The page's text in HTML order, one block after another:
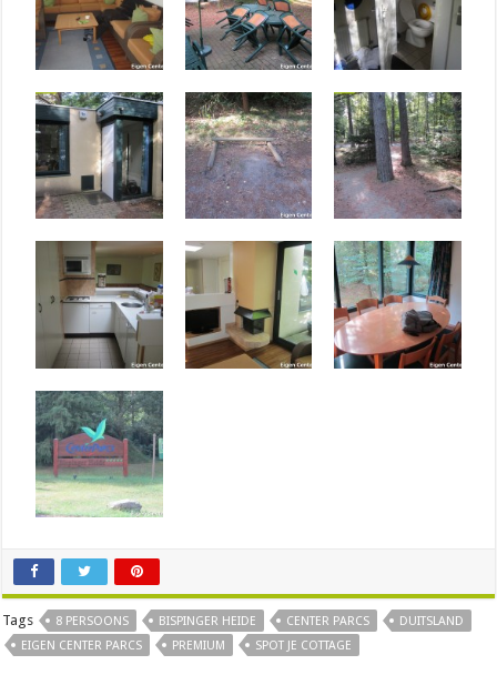
Tags 8 PERSOONS BISPINGER HEIDE CENTER PARCS
DUITSLAND
EIGEN CENTER PARCS
PREMIUM SPOT JE COTTAGE